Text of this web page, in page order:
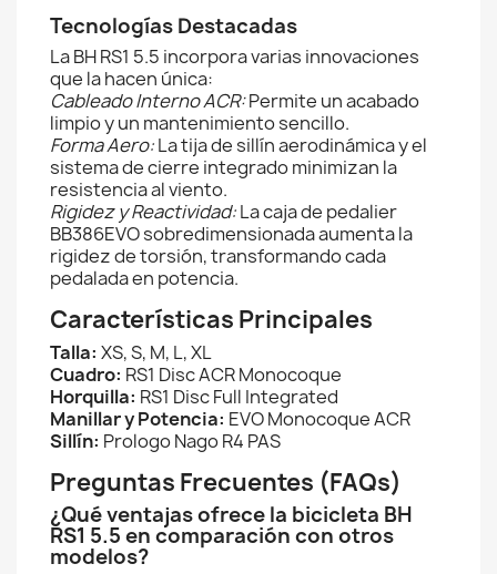
Tecnologías Destacadas
La BH RS1 5.5 incorpora varias innovaciones
que la hacen única:
Cableado Interno ACR:Permite un acabado
limpio y un mantenimiento sencillo.
Forma Aero:La tija de sillín aerodinámica y el
sistema de cierre integrado minimizan la
resistencia al viento.
Rigidez y Reactividad:La caja de pedalier
BB386EVO sobredimensionada aumenta la
rigidez de torsión, transformando cada
pedalada en potencia.
Características Principales
Talla: XS, S, M, L, XL
Cuadro: RS1 Disc ACR Monocoque
Horquilla: RS1 Disc Full Integrated
Manillar y Potencia: EVO Monocoque ACR
Sillín: Prologo Nago R4 PAS
Preguntas Frecuentes (FAQs)
¿Qué ventajas ofrece la bicicleta BH
RS1 5.5 en comparación con otros
modelos?